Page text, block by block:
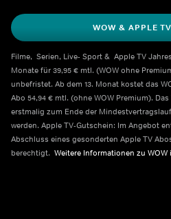
WOW & APPLE
Filme,  Serien, Live- Sport &  Apple TV
Monate für 39,95 € mtl. (WOW ohne
unbefristet. Ab dem 13. Monat kostet das
Abo 54,94 € mtl. (ohne WOW Premium).
erstmalig zum Ende der
werden. Apple TV-Gutschein: Im Angebot
Abschluss eines gesonderten Apple TV
berechtigt. Weitere Informationen zu